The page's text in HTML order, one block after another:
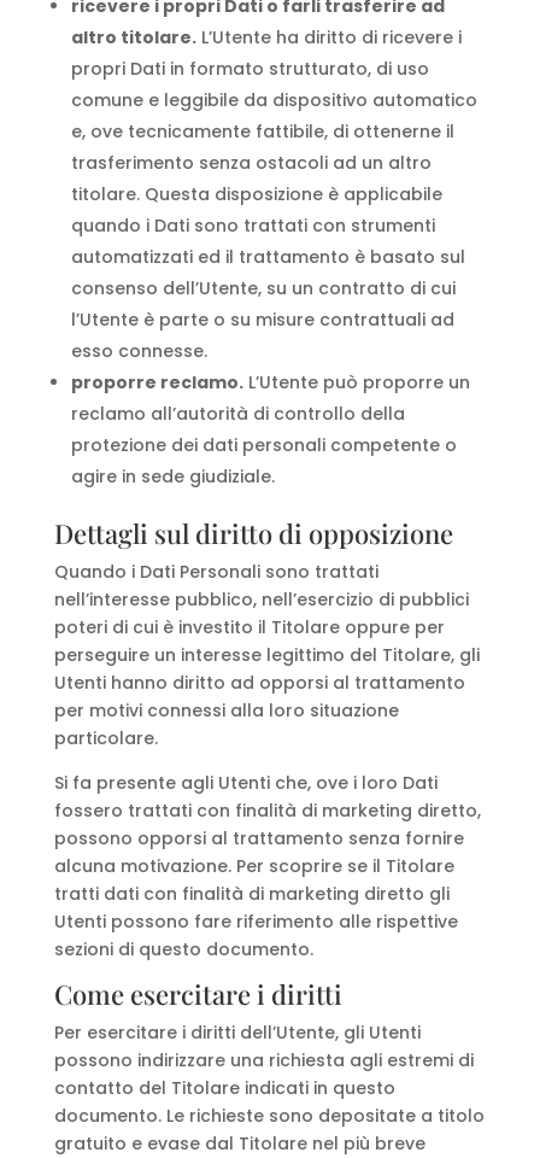
ricevere i propri Dati o farli trasferire ad
altro titolare.L’Utente ha diritto di ricevere i
propri Dati in formato strutturato, di uso
comune e leggibile da dispositivo automatico
e, ove tecnicamente fattibile, di ottenerne il
trasferimento senza ostacoli ad un altro
titolare. Questa disposizione è applicabile
quando i Dati sono trattati con strumenti
automatizzati ed il trattamento è basato sul
consenso dell’Utente, su un contratto di cui
l’Utente è parte o su misure contrattuali ad
esso connesse.
proporre reclamo.L’Utente può proporre un
reclamo all’autorità di controllo della
protezione dei dati personali competente o
agire in sede giudiziale.
Dettagli sul diritto di opposizione
Quando i Dati Personali sono trattati
nell’interesse pubblico, nell’esercizio di pubblici
poteri di cui è investito il Titolare oppure per
perseguire un interesse legittimo del Titolare, gli
Utenti hanno diritto ad opporsi al trattamento
per motivi connessi alla loro situazione
particolare.
Si fa presente agli Utenti che, ove i loro Dati
fossero trattati con finalità di marketing diretto,
possono opporsi al trattamento senza fornire
alcuna motivazione. Per scoprire se il Titolare
tratti dati con finalità di marketing diretto gli
Utenti possono fare riferimento alle rispettive
sezioni di questo documento.
Come esercitare i diritti
Per esercitare i diritti dell’Utente, gli Utenti
possono indirizzare una richiesta agli estremi di
contatto del Titolare indicati in questo
documento. Le richieste sono depositate a titolo
gratuito e evase dal Titolare nel più breve